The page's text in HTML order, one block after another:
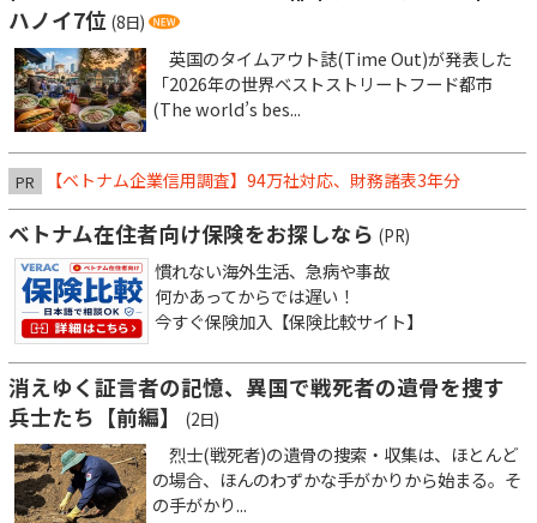
ハノイ7位 (8日)
英国のタイムアウト誌(Time Out)が発表した
「2026年の世界ベストストリートフード都市
(The world’s bes...
PR 【ベトナム企業信用調査】94万社対応、財務諸表3年分
ベトナム在住者向け保険をお探しなら (PR)
慣れない海外生活、急病や事故
何かあってからでは遅い！
今すぐ保険加入【保険比較サイト】
消えゆく証言者の記憶、異国で戦死者の遺骨を捜す
兵士たち【前編】
(2日)
烈士(戦死者)の遺骨の捜索・収集は、ほとんど
の場合、ほんのわずかな手がかりから始まる。そ
の手がかり...